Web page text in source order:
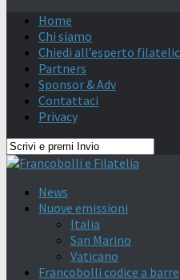
Home
Chi siamo
Chiedi all’esperto
Partners
Sponsor & Adv
Contattaci
Privacy
News
Nuove emissioni
Italia
San Marino
Vaticano
Francobolli codice a barre